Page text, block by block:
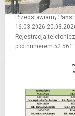
Utworzono: 20 marzec
Przedstawiamy
16.03.2026-
Rejestracja
pod numerem 52 561